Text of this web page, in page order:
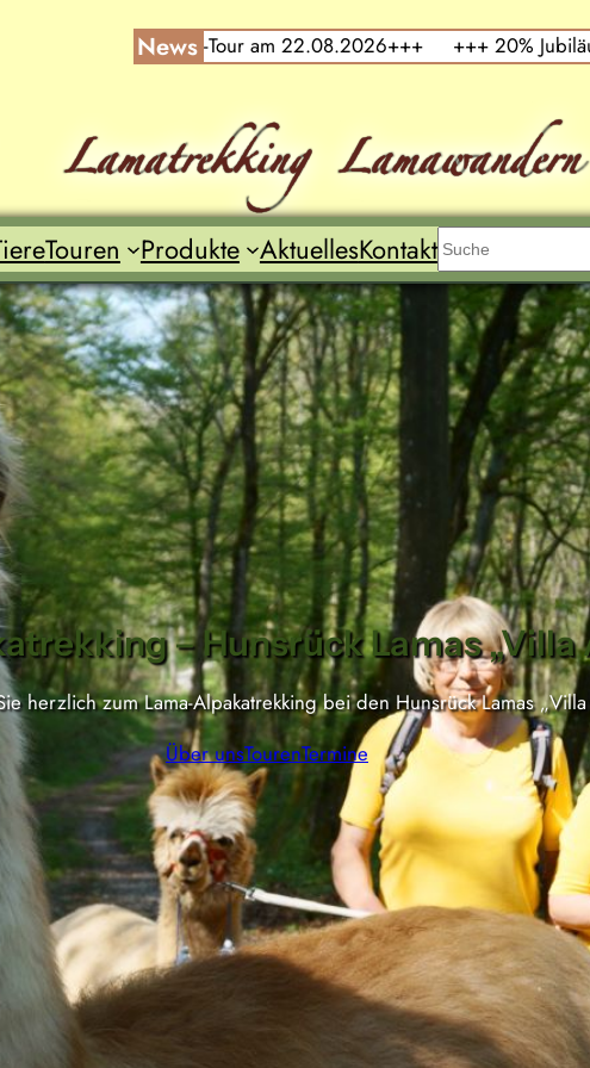
News
Woi-Tour am 22.08.2026+++ +++ 20% Jubiläumsrabatt, 15
Touren Produkte AktuellesKontaktSuchen
– Hunsrück Lamas „Villa
herzlich zum Lama-Alpakatrekking bei den Hunsrück Lamas
Über unsTourenTermine